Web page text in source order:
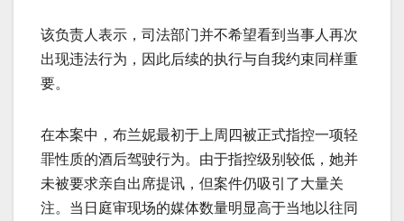
该负责人表示，司法部门并不希望看到当事人再次
出现违法行为，因此后续的执行与自我约束同样重
要。
在本案中，布兰妮最初于上周四被正式指控一项轻
罪性质的酒后驾驶行为。由于指控级别较低，她并
未被要求亲自出席提讯，但案件仍吸引了大量关
注。当日庭审现场的媒体数量明显高于当地以往同